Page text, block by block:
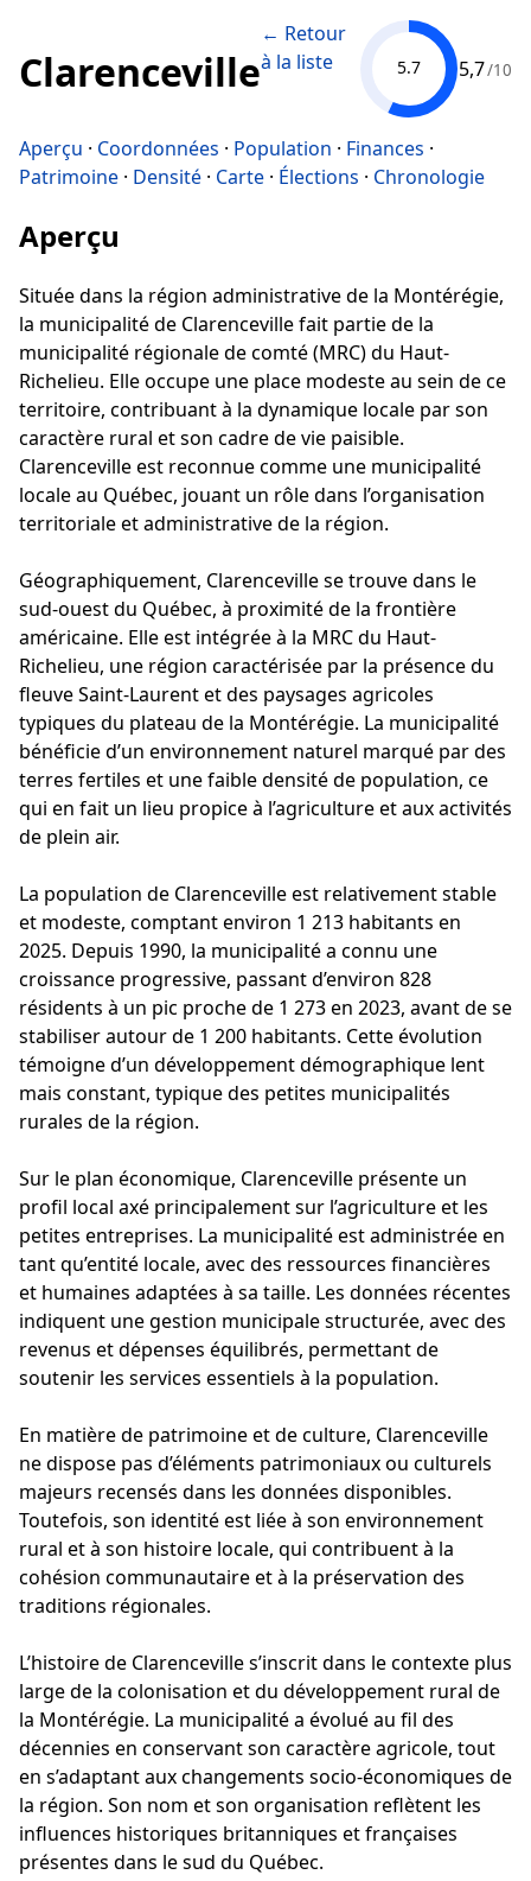
Clarenceville
← Retour
à la liste
5.7 5,7/10
Aperçu · Coordonnées · Population · Finances ·
Patrimoine · Densité · Carte · Élections · Chronologie
Aperçu
Située dans la région administrative de la Montérégie,
la municipalité de Clarenceville fait partie de la
municipalité régionale de comté (MRC) du Haut-
Richelieu. Elle occupe une place modeste au sein de ce
territoire, contribuant à la dynamique locale par son
caractère rural et son cadre de vie paisible.
Clarenceville est reconnue comme une municipalité
locale au Québec, jouant un rôle dans l’organisation
territoriale et administrative de la région.
Géographiquement, Clarenceville se trouve dans le
sud-ouest du Québec, à proximité de la frontière
américaine. Elle est intégrée à la MRC du Haut-
Richelieu, une région caractérisée par la présence du
fleuve Saint-Laurent et des paysages agricoles
typiques du plateau de la Montérégie. La municipalité
bénéficie d’un environnement naturel marqué par des
terres fertiles et une faible densité de population, ce
qui en fait un lieu propice à l’agriculture et aux activités
de plein air.
La population de Clarenceville est relativement stable
et modeste, comptant environ 1 213 habitants en
2025. Depuis 1990, la municipalité a connu une
croissance progressive, passant d’environ 828
résidents à un pic proche de 1 273 en 2023, avant de se
stabiliser autour de 1 200 habitants. Cette évolution
témoigne d’un développement démographique lent
mais constant, typique des petites municipalités
rurales de la région.
Sur le plan économique, Clarenceville présente un
profil local axé principalement sur l’agriculture et les
petites entreprises. La municipalité est administrée en
tant qu’entité locale, avec des ressources financières
et humaines adaptées à sa taille. Les données récentes
indiquent une gestion municipale structurée, avec des
revenus et dépenses équilibrés, permettant de
soutenir les services essentiels à la population.
En matière de patrimoine et de culture, Clarenceville
ne dispose pas d’éléments patrimoniaux ou culturels
majeurs recensés dans les données disponibles.
Toutefois, son identité est liée à son environnement
rural et à son histoire locale, qui contribuent à la
cohésion communautaire et à la préservation des
traditions régionales.
L’histoire de Clarenceville s’inscrit dans le contexte plus
large de la colonisation et du développement rural de
la Montérégie. La municipalité a évolué au fil des
décennies en conservant son caractère agricole, tout
en s’adaptant aux changements socio-économiques de
la région. Son nom et son organisation reflètent les
influences historiques britanniques et françaises
présentes dans le sud du Québec.